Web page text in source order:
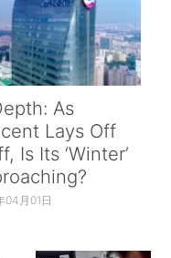
As
Lays Off
Is Its ‘Winter’
04月01日